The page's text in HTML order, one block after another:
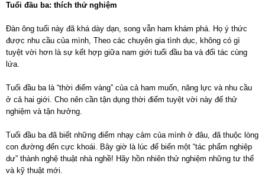
Tuổi đầu ba: thích thử nghiệm
Đàn ông tuổi này đã khá dày dạn, song vẫn ham khám phá. Họ ý thức
được nhu cầu của mình, Theo các chuyên gia tình dục, không có gì
tuyệt vời hơn là sự kết hợp giữa nam giới tuổi đầu ba và đối tác cùng
lứa.
Tuổi đầu ba là “thời điểm vàng” của cả ham muốn, năng lực và nhu cầu
ở cả hai giới. Cho nên cần tận dụng thời điểm tuyệt vời này để thử
nghiệm và tận hưởng.
Tuổi đầu ba đã biết những điểm nhạy cảm của mình ở đâu, đã thuộc lòng
con đường đến cực khoái. Bây giờ là lúc để biến một “tác phẩm nghiệp
dư” thành nghệ thuật nhà nghề! Hãy hồn nhiên thử nghiệm những tư thế
và kỹ thuật mới.